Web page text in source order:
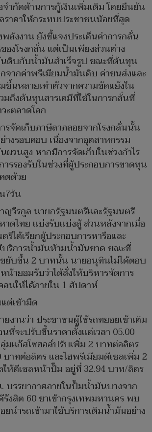
ำกัดด้านการกู้เงินเพิ่มเติม โดยยืนยัน
ราคาให้กระทบประชาชนน้อยที่สุด
ลังงาน ยังชี้แจงประเด็นค่าการกลั่น
องโรงกลั่น แต่เป็นเพียงส่วนต่าง
นดิบกับน้ำมันสำเร็จรูป ขณะที่ต้นทุน
จากค่าพรีเมียมน้ำมันดิบ ค่าขนส่งและ
ขึ้นหลายเท่าตัวจากความขัดแย้งใน
มถึงต้นทุนสารเคมีที่ใช้ในการกลั่นที่
ะตลาดโลก
รจัดเก็บภาษีลาภลอยจากโรงกลั่นนั้น
างรอบคอบ เนื่องจากอุตสาหกรรม
ผวนสูง หากมีการจัดเก็บในช่วงกำไร
รรองรับในช่วงที่ผู้ประกอบการขาดทุน
ตด้วย
7วัน
วีรกูล นายกรัฐมนตรีและรัฐมนตรี
าดไทย แบ่งรับแบ่งสู้ ส่วนหลังจากเมื่อ
ได้เรียกผู้ประกอบการหารือและ
ริการน้ำมันห้ามน้ำมันขาด ขณะที่
ยับขึ้น 2 บาทนั้น นายอนุทินไม่ได้ตอบ
ายอมรับว่าได้สั่งให้บริหารจัดการ
ลนให้ได้ภายใน 1 สัปดาห์
ต่เช้ามืด
ยงานว่า ประชาชนผู้ใช้รถทยอยเข้าเติม
ที่จะปรับขึ้นราคาตั้งแต่เวลา 05.00
มแก๊สโซฮอล์ปรับเพิ่ม 2 บาทต่อลิตร
บาทต่อลิตร และไฮพรีเมียมดีเซลเพิ่ม 2
ห้ดีเซลหน้าปั๊ม อยู่ที่ 32.94 บาท/ลิตร
. บรรยากาศภายในปั๊มน้ำมันบางจาก
งสิต 60 ขาเข้ากรุงเทพมหานคร พบ
นำรถเข้ามาใช้บริการเติมน้ำมันอย่าง